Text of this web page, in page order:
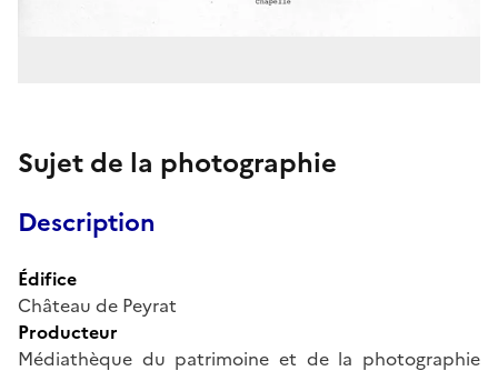
Sujet de la photographie
Description
Édifice
Château de Peyrat
Producteur
Médiathèque du patrimoine et de la photographie